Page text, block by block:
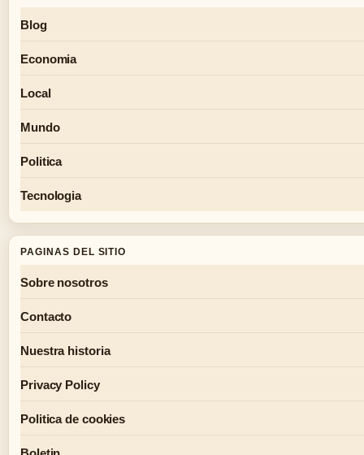
Blog
Economia
Local
Mundo
Politica
Tecnologia
PAGINAS DEL SITIO
Sobre nosotros
Contacto
Nuestra historia
Privacy Policy
Politica de cookies